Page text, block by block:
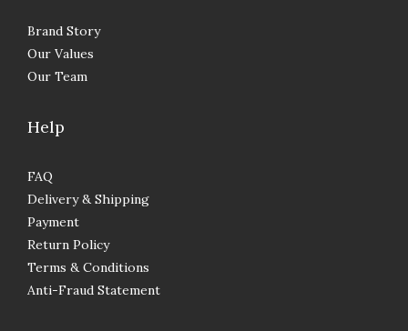
Brand Story
Our Values
Our Team
Help
FAQ
Delivery & Shipping
Payment
Return Policy
Terms & Conditions
Anti-Fraud Statement